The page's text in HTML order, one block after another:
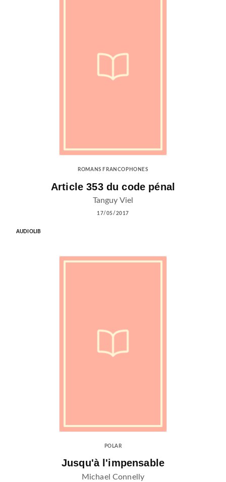
ROMANS FRANCOPHONES
Article 353 du code pénal
Tanguy Viel
17/05/2017
AUDIOLIB
POLAR
Jusqu'à l'impensable
Michael Connelly